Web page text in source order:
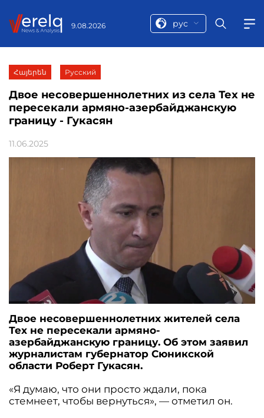
9.08.2026 рус
Հայերեն Русский
Двое несовершеннолетних из села Тех не
пересекали армяно-азербайджанскую
границу - Гукасян
11.06.2025
Двое несовершеннолетних жителей села
Тех не пересекали армяно-
азербайджанскую границу. Об этом заявил
журналистам губернатор Сюникской
области Роберт Гукасян.
«Я думаю, что они просто ждали, пока
стемнеет, чтобы вернуться», — отметил он.